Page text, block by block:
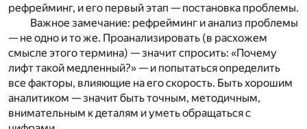
рефрейминг, и его первый этап — постановка проблемы.
Важное замечание: рефрейминг и анализ проблемы
— не одно и то же. Проанализировать (в расхожем
смысле этого термина) — значит спросить: «Почему
лифт такой медленный?» — и попытаться определить
все факторы, влияющие на его скорость. Быть хорошим
аналитиком — значит быть точным, методичным,
внимательным к деталям и уметь обращаться с